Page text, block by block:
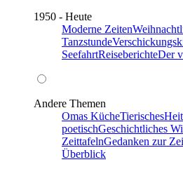
1950 - Heute
Moderne Zeiten
Tanzstunde
SeefahrtReiseberichteDer
Andere Themen
Omas KücheTierisches
poetischGeschichtliches
ZeittafelnGedanken zur
Überblick